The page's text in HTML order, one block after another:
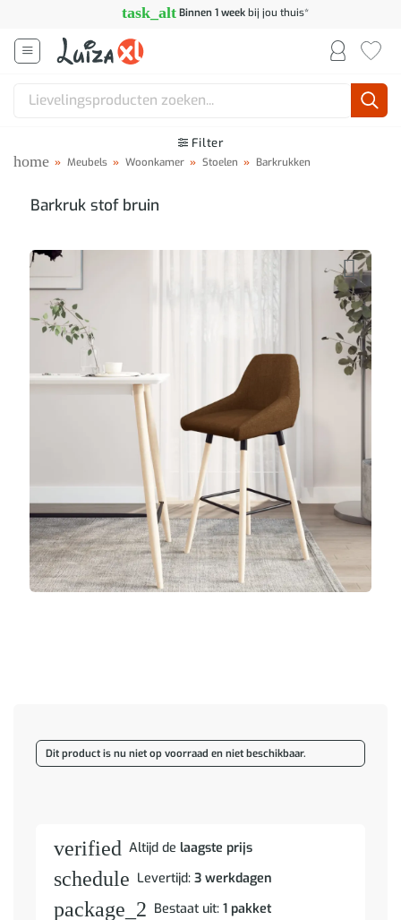
inhoud
task_alt Binnen 1 weekbij jou thuis*
Zoeken
Filter
home » Meubels » Woonkamer » Stoelen » Barkrukken
Barkruk stof bruin
Dit product is nu niet op voorraad en niet beschikbaar.
verified Altijd de laagste prijs
schedule Levertijd: 3 werkdagen
package_2 Bestaat uit: 1 pakket